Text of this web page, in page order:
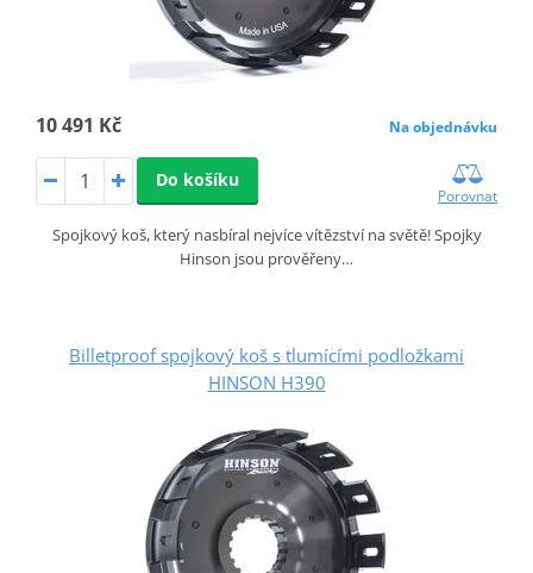
10 491 Kč Na objednávku
Do košíku
Porovnat
Spojkový koš, který nasbíral nejvíce vítězství na světě! Spojky
Hinson jsou prověřeny…
Billetproof spojkový koš s tlumícími podložkami
HINSON H390